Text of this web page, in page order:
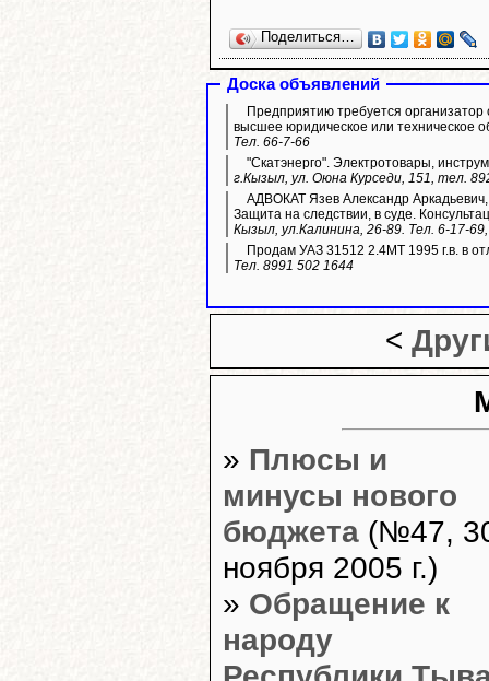
Поделиться…
Доска объявлений
Предприятию требуется
высшее юридическое или техническое
Тел. 66-7-66
"Скатэнерго". Электротовары,
г.Кызыл, ул. Оюна Курседи, 151, тел.
АДВОКАТ Язев Александр
Защита на следствии, в суде.
Кызыл, ул.Калинина, 26-89. Тел. 6-17-
Продам УАЗ 31512 2.4МТ 1995 г.в. в
Тел. 8991 502 1644
<
» Плюсы и
минусы нового
бюджета (№47,
ноября 2005 г.)
» Обращение к
народу